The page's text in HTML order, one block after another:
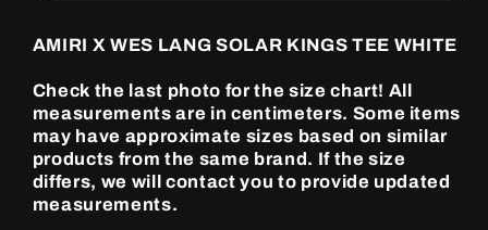
Kings
Tee
White
Kings
Tee
White
AMIRI X WES LANG SOLAR KINGS TEE WHITE
Check the last photo for the size chart! All
measurements are in centimeters. Some items
may have approximate sizes based on similar
products from the same brand. If the size
differs, we will contact you to provide updated
measurements.